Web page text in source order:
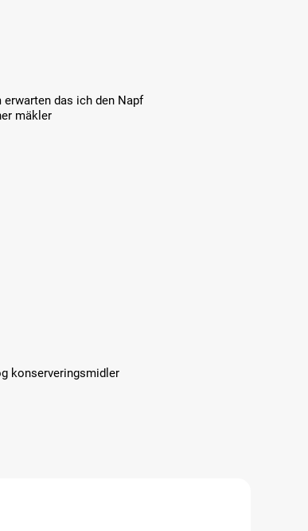
erwarten das ich den Napf
mäkler
konserveringsmidler